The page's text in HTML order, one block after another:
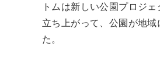
トムは新しい公園プロジ
立ち上がって、公園が地
た。